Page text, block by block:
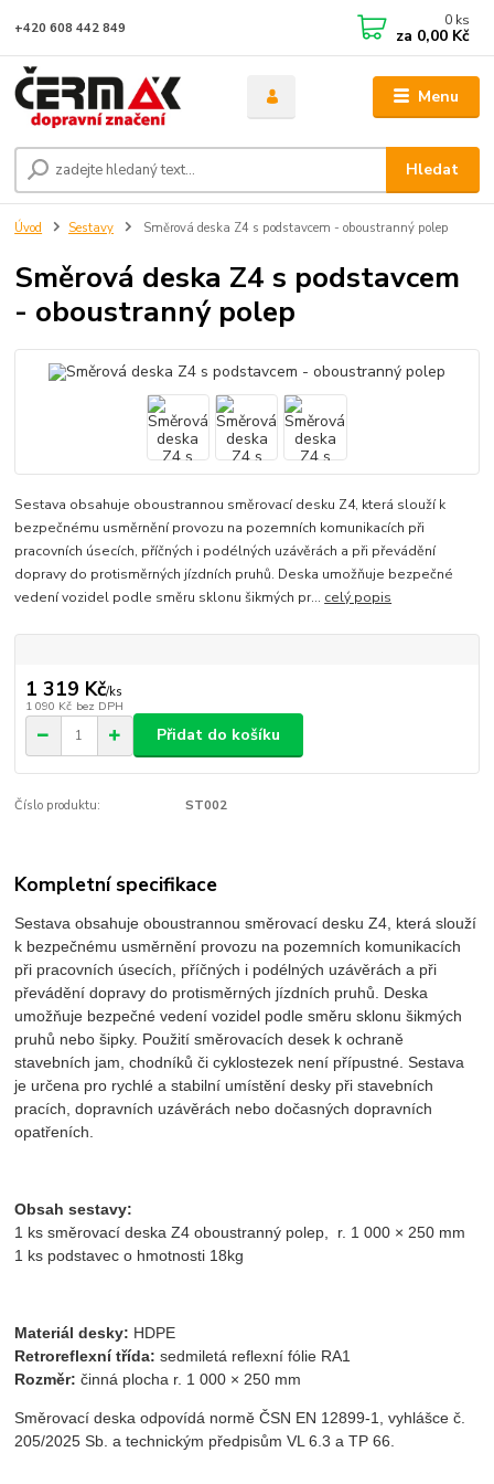
Menu
Hledat
+420 608 442 849 0 ks
za 0,00 Kč
Úvod Sestavy Směrová deska Z4 s podstavcem - oboustranný polep
Směrová deska Z4 s podstavcem
- oboustranný polep
Sestava obsahuje oboustrannou směrovací desku Z4, která slouží k
bezpečnému usměrnění provozu na pozemních komunikacích při
pracovních úsecích, příčných i podélných uzávěrách a při převádění
dopravy do protisměrných jízdních pruhů. Deska umožňuje bezpečné
vedení vozidel podle směru sklonu šikmých pr... celý popis
1 319 Kč/ks
1 090 Kč bez DPH
Přidat do košíku
Číslo produktu: ST002
Kompletní specifikace
Sestava obsahuje oboustrannou směrovací desku Z4, která slouží
k bezpečnému usměrnění provozu na pozemních komunikacích
při pracovních úsecích, příčných i podélných uzávěrách a při
převádění dopravy do protisměrných jízdních pruhů. Deska
umožňuje bezpečné vedení vozidel podle směru sklonu šikmých
pruhů nebo šipky. Použití směrovacích desek k ochraně
stavebních jam, chodníků či cyklostezek není přípustné. Sestava
je určena pro rychlé a stabilní umístění desky při stavebních
pracích, dopravních uzávěrách nebo dočasných dopravních
opatřeních.
Obsah sestavy:
1 ks směrovací deska Z4 oboustranný polep, r. 1 000 × 250 mm
1 ks podstavec o hmotnosti 18kg
Materiál desky: HDPE
Retroreflexní třída: sedmiletá reflexní fólie RA1
Rozměr: činná plocha r. 1 000 × 250 mm
Směrovací deska odpovídá normě ČSN EN 12899-1, vyhlášce č.
205/2025 Sb. a technickým předpisům VL 6.3 a TP 66.